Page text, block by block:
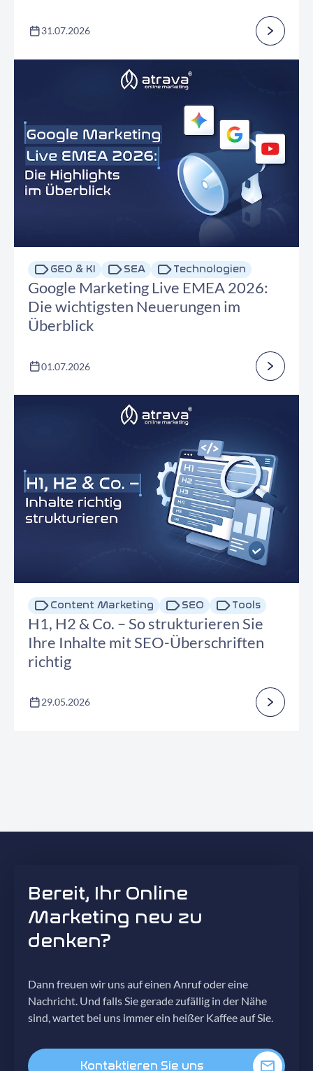
31.07.2026
GEO & KI SEA Technologien
Google Marketing Live EMEA 2026:
Die wichtigsten Neuerungen im
Überblick
01.07.2026
Content Marketing SEO Tools
H1, H2 & Co. – So strukturieren Sie
Ihre Inhalte mit SEO-Überschriften
richtig
29.05.2026
Bereit, Ihr Online
Marketing neu zu
denken?
Dann freuen wir uns auf einen Anruf oder eine
Nachricht. Und falls Sie gerade zufällig in der Nähe
sind, wartet bei uns immer ein heißer Kaffee auf Sie.
Kontaktieren Sie uns